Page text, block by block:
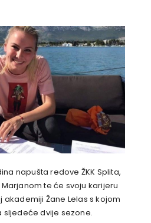
napušta redove ŽKK Splita,
te će svoju karijeru
akademiji Žane Lelas s kojom
dvije sezone.